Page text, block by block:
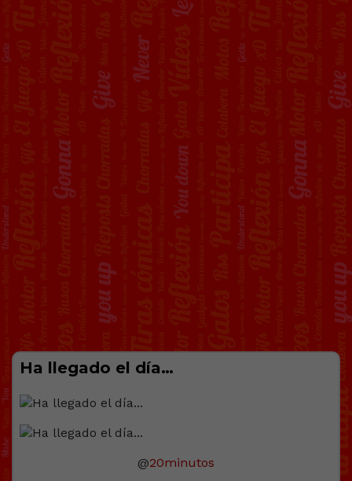
Ha llegado el día…
@20minutos